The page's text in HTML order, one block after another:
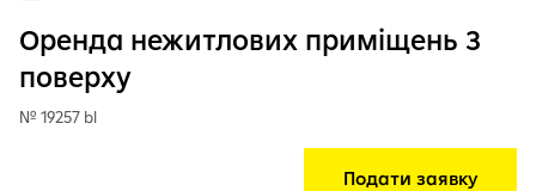
Оренда нежитлових приміщень 3
поверху
№ 19257 bl
Подати заявку